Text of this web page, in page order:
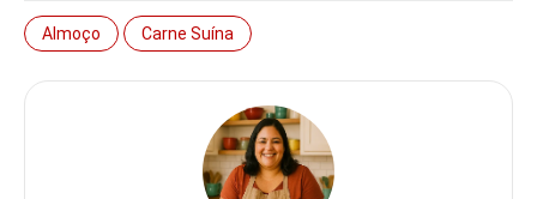
Almoço Carne Suína